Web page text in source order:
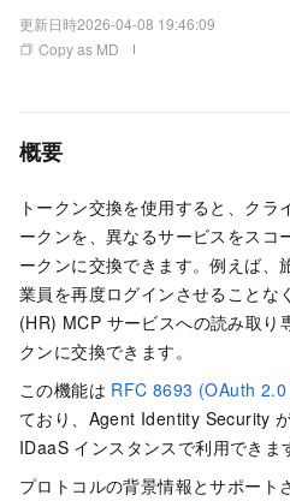
更新日時2026-04-08 19:46:09
Copy as MD
概要
トークン交換を使用すると、クラ
ークンを、異なるサービスをスコ
ークンに交換できます。例えば、
業員を再度ログインさせることな
(HR) MCP サービスへの読み取り
クンに交換できます。
この機能は RFC 8693 (OAuth
ており、Agent Identity Security
IDaaS インスタンスで利用できま
プロトコルの背景情報とサポート